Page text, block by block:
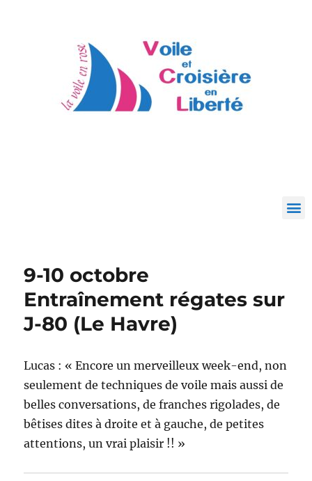
9-10 octobre
Entraînement régates sur
J-80 (Le Havre)
Lucas : « Encore un merveilleux week-end, non
seulement de techniques de voile mais aussi de
belles conversations, de franches rigolades, de
bêtises dites à droite et à gauche, de petites
attentions, un vrai plaisir !! »